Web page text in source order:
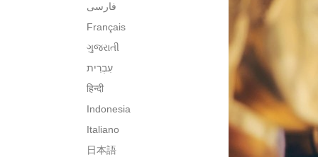
فارسی
Français
ગુજરાતી
हिन्दी
Indonesia
Italiano
日本語